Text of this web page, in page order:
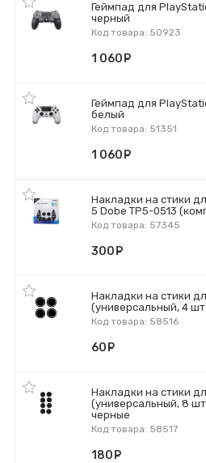
Геймпад для
черный
Код товара: 50923
1 060
Геймпад для
белый
Код товара: 51351
1 060
Накладки на стики
5 Dobe TP5-0513
Код товара: 57345
300
Накладки на стики
(универсальный, 4
Код товара: 58516
60
Накладки на стики
(универсальный, 8
черные
Код товара: 58517
180